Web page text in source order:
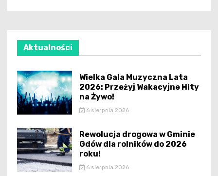
Aktualności
Wielka Gala Muzyczna Lata
2026: Przeżyj Wakacyjne Hity
na Żywo!
6 sierpnia 2026
Rewolucja drogowa w Gminie
Gdów dla rolników do 2026
roku!
6 sierpnia 2026